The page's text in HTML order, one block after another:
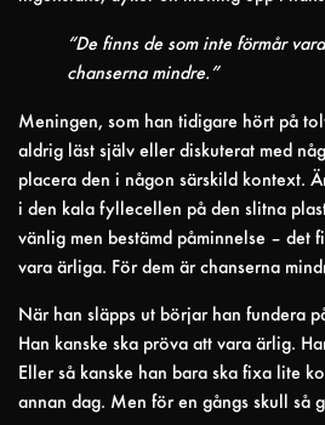
“De finns de som inte förmår
chanserna mindre.”
Meningen, som han tidigare hört på
aldrig läst själv eller diskuterat med
placera den i någon särskild kontext.
i den kala fyllecellen på den slitna
vänlig men bestämd påminnelse – det
vara ärliga. För dem är chanserna
När han släpps ut börjar han fundera
Han kanske ska pröva att vara ärlig.
Eller så kanske han bara ska fixa lite
annan dag. Men för en gångs skull så